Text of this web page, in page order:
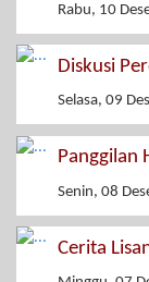
Rabu, 10
Diskusi
Selasa, 09
Panggilan
Senin, 08
Cerita